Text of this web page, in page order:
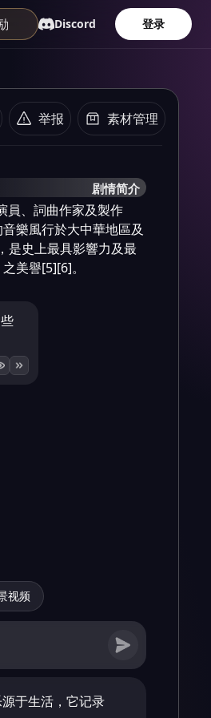
Discord 登录
举报 素材管理
剧情简介
員、詞曲作家及製作
樂風行於大中華地區及
是史上最具影響力及最
美譽[5][6]。
视频
于生活，它记录